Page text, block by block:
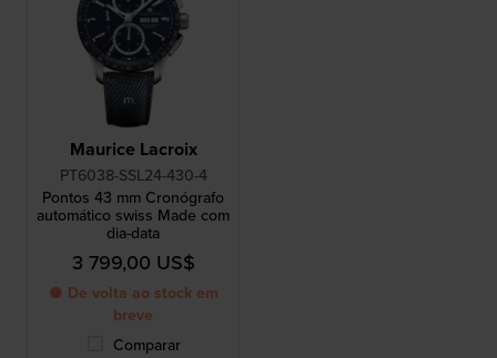
Maurice Lacroix
PT6038-SSL24-430-4
Pontos 43 mm Cronógrafo
automático swiss Made com
dia-data
3 799,00 US$
● De volta ao stock em
breve
Comparar